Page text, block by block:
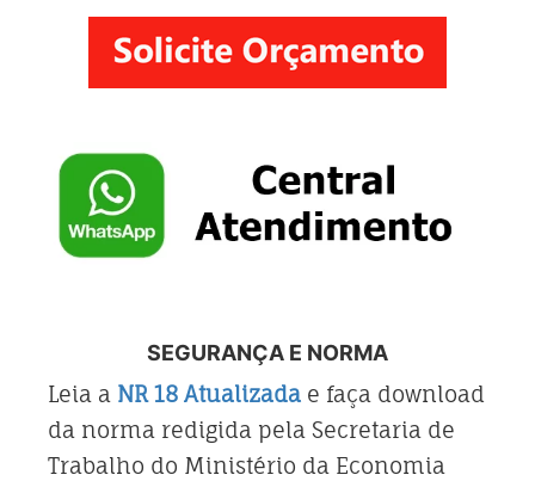
SEGURANÇA E NORMA
Leia a NR 18 Atualizada e faça download
da norma redigida pela Secretaria de
Trabalho do Ministério da Economia